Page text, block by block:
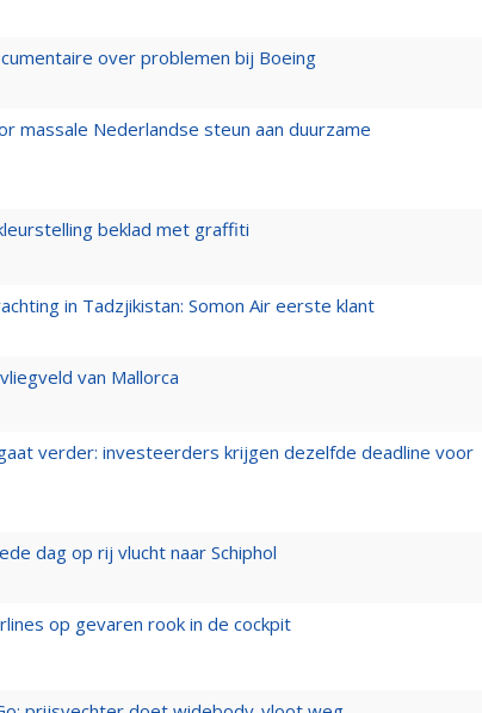
over problemen bij Boeing
massale Nederlandse steun aan duurzame
beklad met graffiti
in Tadzjikistan: Somon Air eerste klant
van Mallorca
verder: investeerders krijgen dezelfde deadline voor
dag op rij vlucht naar Schiphol
op gevaren rook in de cockpit